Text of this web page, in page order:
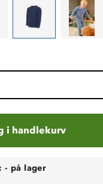
i handlekurv
- på lager